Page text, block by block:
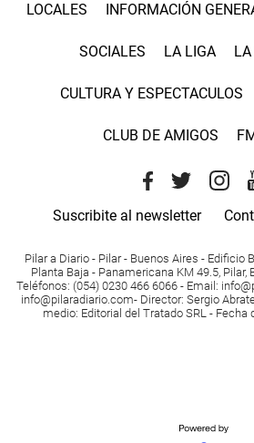
LOCALES INFORMACIÓN
SOCIALES LA LIGA
CULTURA Y ESPECTACULOS
CLUB DE AMIGOS
Suscribite al newsletter
Pilar a Diario - Pilar - Buenos Aires - Edificio
Planta Baja - Panamericana KM 49.5, Pilar,
Teléfonos: (054) 0230 466 6066 - Email :
info@pilaradiario.com- Director: Sergio
medio: Editorial del Tratado SRL - Fecha